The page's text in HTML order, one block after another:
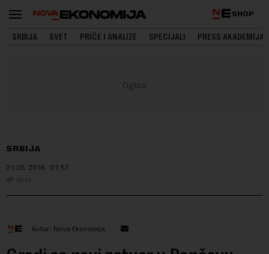
SHOP
SRBIJA SVET PRIČE I ANALIZE SPECIJALI PRESS AKADEMIJA
SRBIJA
21.05.2016. 07:57
Beta
Autor: Nova Ekonomija